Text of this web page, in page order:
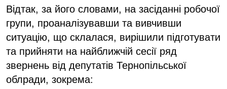
Відтак, за його словами, на засіданні робочої
групи, проаналізувавши та вивчивши
ситуацію, що склалася, вирішили підготувати
та прийняти на найближчій сесії ряд
звернень від депутатів Тернопільської
облради, зокрема: